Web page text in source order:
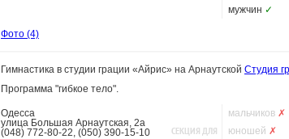
мужчин ✓
Фото (4)
Гимнастика в студии грации «Айрис» на Арнаутской Студия
Программа "гибкое тело".
Одесса
улица Большая Арнаутская, 2а
(048) 772-80-22, (050) 390-15-10
СЕКЦИЯ ДЛЯ
мальчиков ✗
юношей ✗